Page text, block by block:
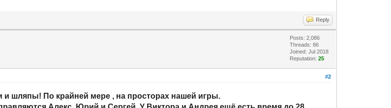
Reply
Posts: 2,086
Threads: 86
Joined: Jul 2018
Reputation:25
#2
и шляпы! По крайней мере , на просторах нашей игры.